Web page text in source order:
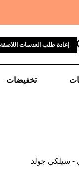
إعادة طلب العدسات اللاصقة
تخفيضات
- سيلكي جولد